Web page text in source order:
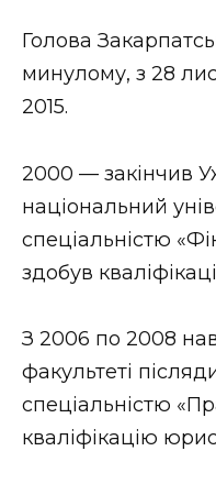
ФОТО
ВІДЕО
Голова
минулому, з 28
2015.
2000 — закінчив
національний
спеціальністю
здобув
З 2006 по 2008
факультеті
спеціальністю
кваліфікацію